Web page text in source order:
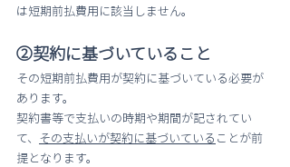
は短期前払費用に該当しません。
②契約に基づいていること
その短期前払費用が契約に基づいている必要が
あります。
契約書等で支払いの時期や期間が記されてい
て、 その支払いが契約に基づいている ことが前
提となります。